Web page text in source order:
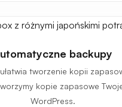
backupy
tworzenie kopii
kopie zapasowe
WordPress.